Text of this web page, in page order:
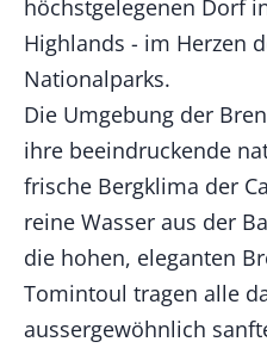
höchstgelegenen Dorf
Highlands - im Herzen
Nationalparks.
Die Umgebung der
ihre beeindruckende
frische Bergklima der
reine Wasser aus der
die hohen, eleganten
Tomintoul tragen alle
aussergewöhnlich